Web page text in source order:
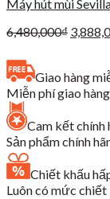
Máy hút mùi
6,480,000₫ Giá
Giao hàng
Miễn phí giao
Cam kết chính
Sản phẩm chính
Chiết khấu
Luôn có mức